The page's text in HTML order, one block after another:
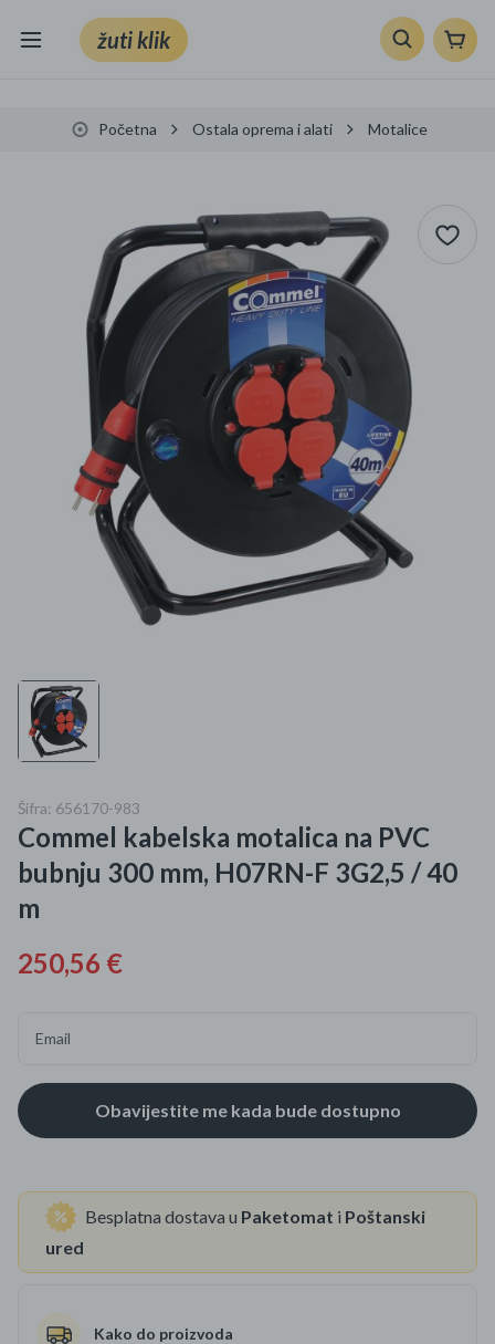
žuti klik
TV, audio i foto
VRT I ALATI
Klik supermarket
Sport i slobodno vrijeme
Ljepota i zdravlje
Mame i bebe
Kućanski aparati
Specijalne kategorije
Kišobrani akcija
Ograničena cijena
Roba s greškom
Početna Ostala oprema i alati Motalice
Šifra: 656170-983
Commel kabelska motalica na PVC
bubnju 300 mm, H07RN-F 3G2,5 / 40
m
250,56 €
Email
Besplatna dostava u Paketomat i Poštanski
ured
Kako do proizvoda